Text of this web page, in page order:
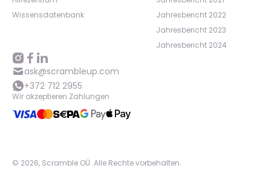
Wissensdatenbank
Jahresbericht 2022
Jahresbericht 2023
Jahresbericht 2024
ask@scrambleup.com
+372 712 2955
Wir akzeptieren Zahlungen
© 2026, Scramble OÜ. Alle Rechte vorbehalten.